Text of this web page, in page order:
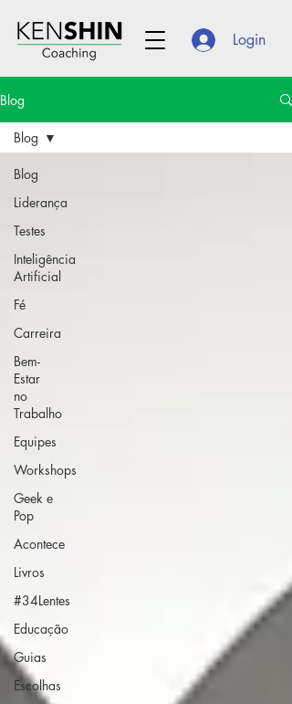
Login
Blog
Blog
Liderança
Testes
Inteligência
Artificial
Fé
Carreira
Bem-
Estar
no
Trabalho
Equipes
Workshops
Geek e
Pop
Acontece
Livros
#34Lentes
Educação
Guias
Escolhas
Blog